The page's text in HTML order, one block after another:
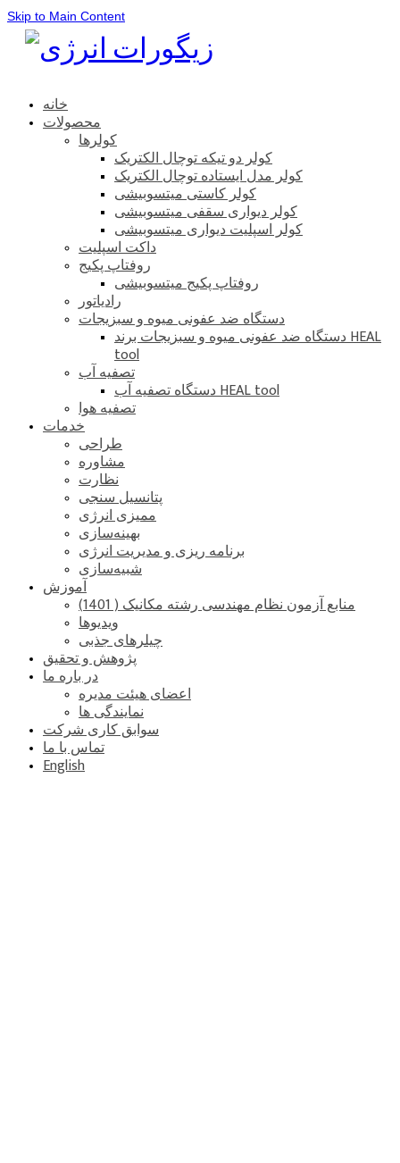
Skip to Main Content
خانه
محصولات
کولرها
کولر دو تیکه توچال الکتریک
کولر مدل ایستاده توچال الکتریک
کولر کاستی میتسوبیشی
کولر دیواری سقفی میتسوبیشی
کولر اسپلیت دیواری میتسوبیشی
داکت اسپلیت
روفتاپ پکیج
روفتاپ پکیج میتسوبیشی
رادیاتور
دستگاه ضد عفونی میوه و سبزیجات
دستگاه ضد عفونی میوه و سبزیجات برند HEAL
tool
تصفیه آب
دستگاه تصفیه آب HEAL tool
تصفیه هوا
خدمات
طراحی
مشاوره
نظارت
پتانسیل سنجی
ممیزی انرژی
بهینه‌سازی
برنامه ریزی و مدیریت انرژی
شبیه‌سازی
آموزش
منابع آزمون نظام مهندسی رشته مکانیک ( 1401)
ویدیوها
چیلرهای جذبی
پژوهش و تحقیق
در باره ما
اعضای هیئت مدیره
نمایندگی ها
سوابق کاری شرکت
تماس با ما
English